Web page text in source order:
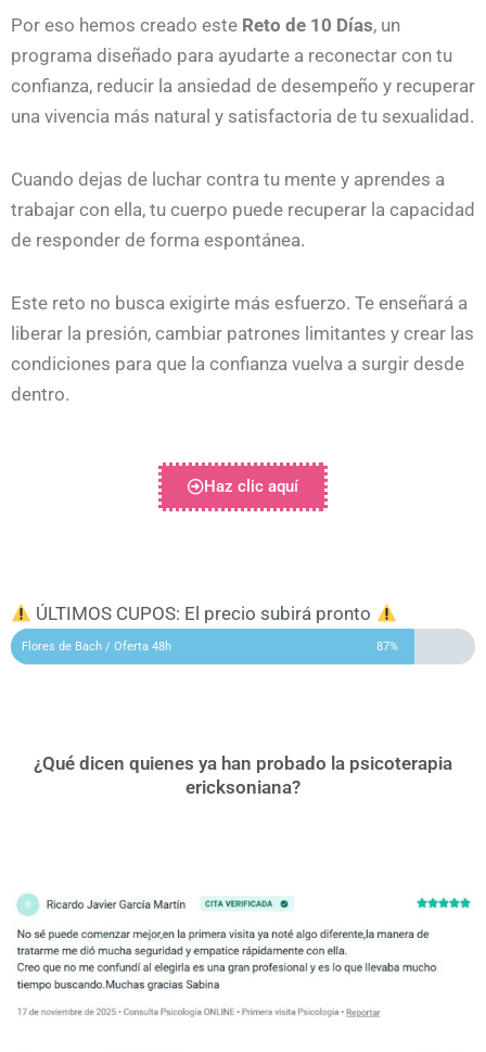
Por eso hemos creado este Reto de 10 Días, un
programa diseñado para ayudarte a reconectar con tu
confianza, reducir la ansiedad de desempeño y recuperar
una vivencia más natural y satisfactoria de tu sexualidad.
Cuando dejas de luchar contra tu mente y aprendes a
trabajar con ella, tu cuerpo puede recuperar la capacidad
de responder de forma espontánea.
Este reto no busca exigirte más esfuerzo. Te enseñará a
liberar la presión, cambiar patrones limitantes y crear las
condiciones para que la confianza vuelva a surgir desde
dentro.
Haz clic aquí
ÚLTIMOS CUPOS: El precio subirá pronto
Flores de Bach / Oferta 48h 87%
¿Qué dicen quienes ya han probado la psicoterapia
ericksoniana?